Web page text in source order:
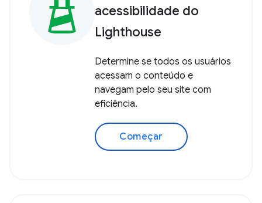
acessibilidade do
Lighthouse
Determine se todos os usuários
acessam o conteúdo e
navegam pelo seu site com
eficiência.
Começar